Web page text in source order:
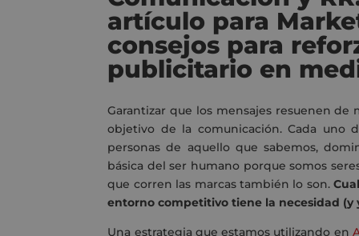
artículo para
consejos para
publicitario en
Garantizar que los mensajes resuenen
objetivo de la comunicación. Cada uno
personas de aquello que sabemos,
básica del ser humano porque somos
que corren las marcas también lo son.
entorno competitivo tiene la necesidad
Una estrategia que estamos utilizando en